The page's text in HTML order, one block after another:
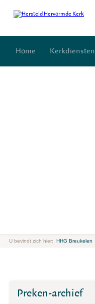
Home Kerkdiensten
U bevindt zich hier: HHG Breukelen
Preken-archief